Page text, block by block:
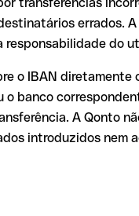
: verifique cada IBAN antes
o nosso IBAN Checker
o diretamente com o
importante
relações comerciais.
errados.
responsabilidade do
o IBAN diretamente
o banco
A Qonto
introduzidos nem